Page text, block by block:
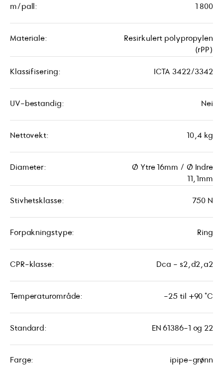
m/pall: 1 800
Materiale:
Resirkulert polypropylen
(rPP)
Klassifisering: ICTA 3422/3342
UV-bestandig: Nei
Nettovekt: 10,4 kg
Diameter:
Ø Ytre 16mm / Ø Indre
11,1mm
Stivhetsklasse: 750 N
Forpakningstype: Ring
CPR-klasse: Dca - s2,d2,a2
Temperaturområde: -25 til +90 °C
Standard: EN 61386-1 og 22
Farge: ipipe-grønn